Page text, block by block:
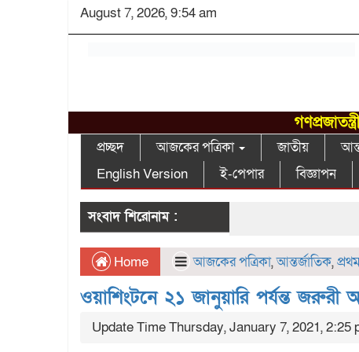
August 7, 2026, 9:54 am
প্রচ্ছদ আজকের পত্রিকা জাতীয়
English Version
ই-পেপার বিজ্ঞাপন
সংবাদ শিরোনাম :
Home আজকের পত্রিকা,আন্তর্জাতিক,
ওয়াশিংটনে ২১ জানুয়ারি পর্যন্ত জরুরী
Update Time Thursday, January 7, 2021, 2:25